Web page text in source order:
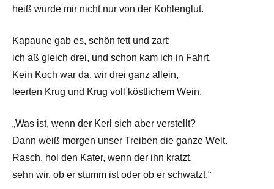
heiß wurde mir nicht nur von der Kohlenglut.
Kapaune gab es, schön fett und zart;
ich aß gleich drei, und schon kam ich in Fahrt.
Kein Koch war da, wir drei ganz allein,
leerten Krug und Krug voll köstlichem Wein.
„Was ist, wenn der Kerl sich aber verstellt?
Dann weiß morgen unser Treiben die ganze Welt.
Rasch, hol den Kater, wenn der ihn kratzt,
sehn wir, ob er stumm ist oder ob er schwatzt.“